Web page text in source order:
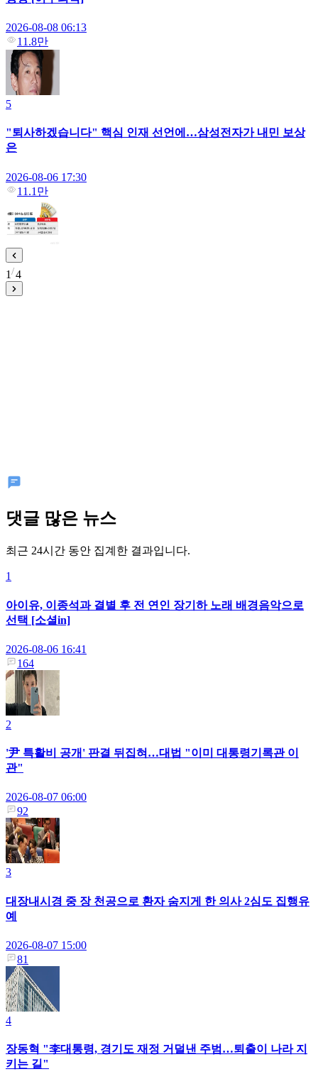
2026-08-08 06:13
11.8만
5
"퇴사하겠습니다" 핵심 인재 선언에…삼성전자가 내민 보상
은
2026-08-06 17:30
11.1만
1 4
댓글 많은 뉴스
최근 24시간 동안 집계한 결과입니다.
1
아이유, 이종석과 결별 후 전 연인 장기하 노래 배경음악으로
선택 [소셜in]
2026-08-06 16:41
164
2
'尹 특활비 공개' 판결 뒤집혀…대법 "이미 대통령기록관 이
관"
2026-08-07 06:00
92
3
대장내시경 중 장 천공으로 환자 숨지게 한 의사 2심도 집행유
예
2026-08-07 15:00
81
4
장동혁 "李대통령, 경기도 재정 거덜낸 주범…퇴출이 나라 지
키는 길"